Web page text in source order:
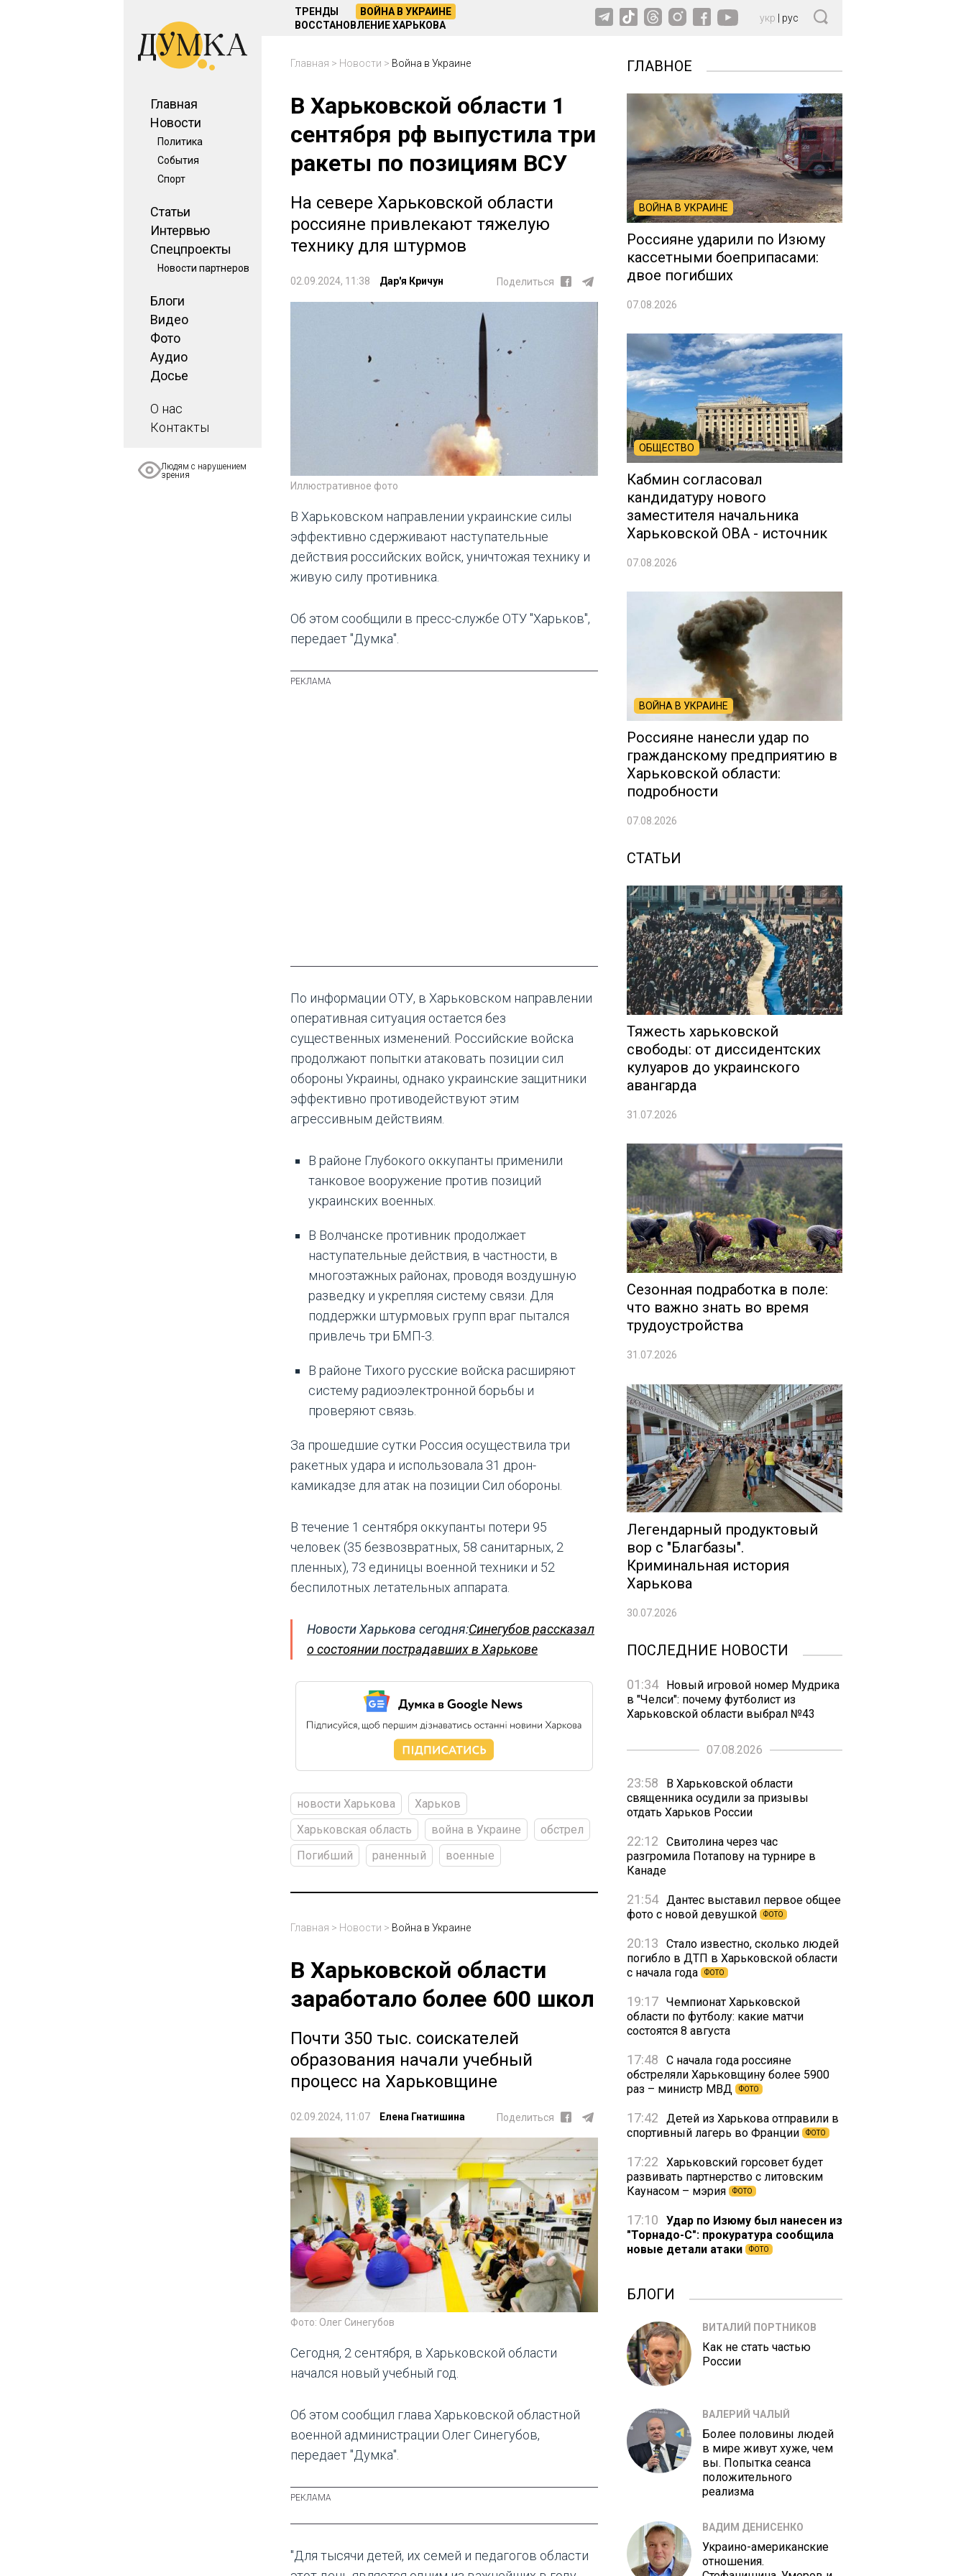
Главная
Новости
Политика
События
Спорт
Статьи
Интервью
Спецпроекты
Новости партнеров
Блоги
Видео
Фото
Аудио
Досье
О нас
Контакты
Людям с нарушением
зрения
ТРЕНДЫ
ВОЙНА В УКРАИНЕ
ВОССТАНОВЛЕНИЕ ХАРЬКОВА
укр рус
Главная > Новости > Война в Украине
В Харьковской области 1
сентября рф выпустила три
ракеты по позициям ВСУ
На севере Харьковской области
россияне привлекают тяжелую
технику для штурмов
02.09.2024, 11:38 Дар'я Кричун Поделиться
Иллюстративное фото
В Харьковском направлении украинские силы
эффективно сдерживают наступательные
действия российских войск, уничтожая технику и
живую силу противника.
Об этом сообщили в пресс-службе ОТУ "Харьков",
передает "Думка".
По информации ОТУ, в Харьковском направлении
оперативная ситуация остается без
существенных изменений. Российские войска
продолжают попытки атаковать позиции сил
обороны Украины, однако украинские защитники
эффективно противодействуют этим
агрессивным действиям.
В районе Глубокого оккупанты применили
танковое вооружение против позиций
украинских военных.
В Волчанске противник продолжает
наступательные действия, в частности, в
многоэтажных районах, проводя воздушную
разведку и укрепляя систему связи. Для
поддержки штурмовых групп враг пытался
привлечь три БМП-3.
В районе Тихого русские войска расширяют
систему радиоэлектронной борьбы и
проверяют связь.
За прошедшие сутки Россия осуществила три
ракетных удара и использовала 31 дрон-
камикадзе для атак на позиции Сил обороны.
В течение 1 сентября оккупанты потери 95
человек (35 безвозвратных, 58 санитарных, 2
пленных), 73 единицы военной техники и 52
беспилотных летательных аппарата.
Новости Харькова сегодня:Синегубов рассказал
о состоянии пострадавших в Харькове
новости Харькова
Харьков
Харьковская область
война в Украине
обстрел
Погибший
раненный военные
Главная > Новости > Война в Украине
В Харьковской области
заработало более 600 школ
Почти 350 тыс. соискателей
образования начали учебный
процесс на Харьковщине
02.09.2024, 11:07 Елена Гнатишина Поделиться
Фото: Олег Синегубов
Сегодня, 2 сентября, в Харьковской области
начался новый учебный год.
Об этом сообщил глава Харьковской областной
военной администрации Олег Синегубов,
передает "Думка".
"Для тысячи детей, их семей и педагогов области
ГЛАВНОЕ
ВОЙНА В УКРАИНЕ
Россияне ударили по Изюму
кассетными боеприпасами:
двое погибших
07.08.2026
ОБЩЕСТВО
Кабмин согласовал
кандидатуру нового
заместителя начальника
Харьковской ОВА - источник
07.08.2026
ВОЙНА В УКРАИНЕ
Россияне нанесли удар по
гражданскому предприятию в
Харьковской области:
подробности
07.08.2026
СТАТЬИ
Тяжесть харьковской
свободы: от диссидентских
кулуаров до украинского
авангарда
31.07.2026
Сезонная подработка в поле:
что важно знать во время
трудоустройства
31.07.2026
Легендарный продуктовый
вор с "Благбазы".
Криминальная история
Харькова
30.07.2026
ПОСЛЕДНИЕ НОВОСТИ
01:34
Новый игровой номер Мудрика
в "Челси": почему футболист из
Харьковской области выбрал №43
07.08.2026
23:58
В Харьковской области
священника осудили за призывы
отдать Харьков России
22:12
Свитолина через час
разгромила Потапову на турнире в
Канаде
21:54 Дантес выставил первое общее
фото с новой девушкой
ФОТО
20:13
Стало известно, сколько людей
погибло в ДТП в Харьковской области
с начала года
ФОТО
19:17 Чемпионат Харьковской
области по футболу: какие матчи
состоятся 8 августа
17:48
С начала года россияне
обстреляли Харьковщину более 5900
раз – министр МВД
ФОТО
17:42
Детей из Харькова отправили в
спортивный лагерь во Франции
ФОТО
17:22
Харьковский горсовет будет
развивать партнерство с литовским
Каунасом – мэрия
ФОТО
17:10
Удар по Изюму был нанесен из
"Торнадо-С": прокуратура сообщила
новые детали атаки
ФОТО
БЛОГИ
ВИТАЛИЙ ПОРТНИКОВ
Как не стать частью
России
ВАЛЕРИЙ ЧАЛЫЙ
Более половины людей
в мире живут хуже, чем
вы. Попытка сеанса
положительного
реализма
ВАДИМ ДЕНИСЕНКО
Украино-американские
отношения.